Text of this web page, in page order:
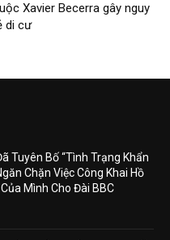
Xavier Becerra gây nguy
di cư
Tuyên Bố “Tình Trạng Khẩn
Chặn Việc Công Khai Hồ
Mình Cho Đài BBC